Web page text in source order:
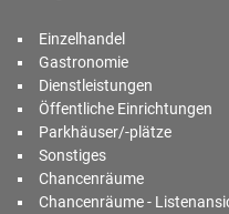
Einzelhandel
Gastronomie
Dienstleistungen
Öffentliche Einrichtungen
Parkhäuser/-plätze
Sonstiges
Chancenräume
Chancenräume -